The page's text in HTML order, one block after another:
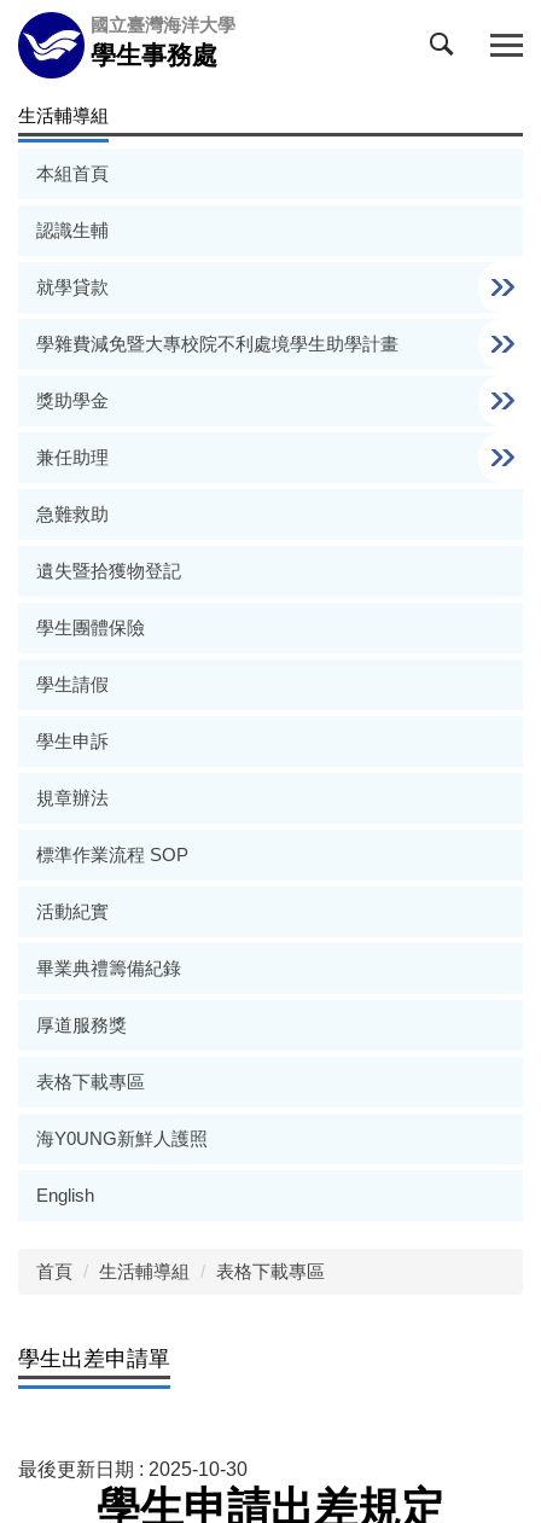
跳
到
主
內
國立臺灣海洋大學
學生事務處
生活輔導組
本組首頁
認識生輔
就學貸款
學雜費減免暨大專校院不利處境學生助學計畫
獎助學金
兼任助理
急難救助
遺失暨拾獲物登記
學生團體保險
學生請假
學生申訴
規章辦法
標準作業流程 SOP
活動紀實
畢業典禮籌備紀錄
厚道服務獎
表格下載專區
海Y0UNG新鮮人護照
English
首頁 生活輔導組 表格下載專區
學生出差申請單
最後更新日期 : 2025-10-30
學生申請出差規定